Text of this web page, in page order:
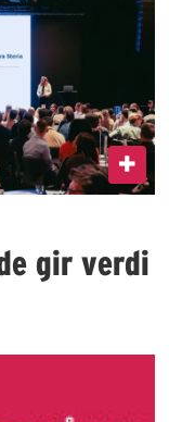
gir verdi